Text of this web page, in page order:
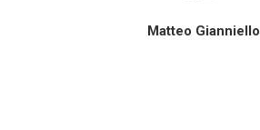
Matteo Gianniello